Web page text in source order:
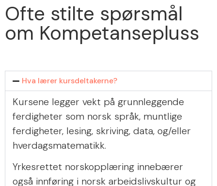
Ofte stilte spørsmål
om Kompetansepluss
Hva lærer kursdeltakerne?
Kursene legger vekt på grunnleggende
ferdigheter som norsk språk, muntlige
ferdigheter, lesing, skriving, data, og/eller
hverdagsmatematikk.
Yrkesrettet norskopplæring innebærer
også innføring i norsk arbeidslivskultur og